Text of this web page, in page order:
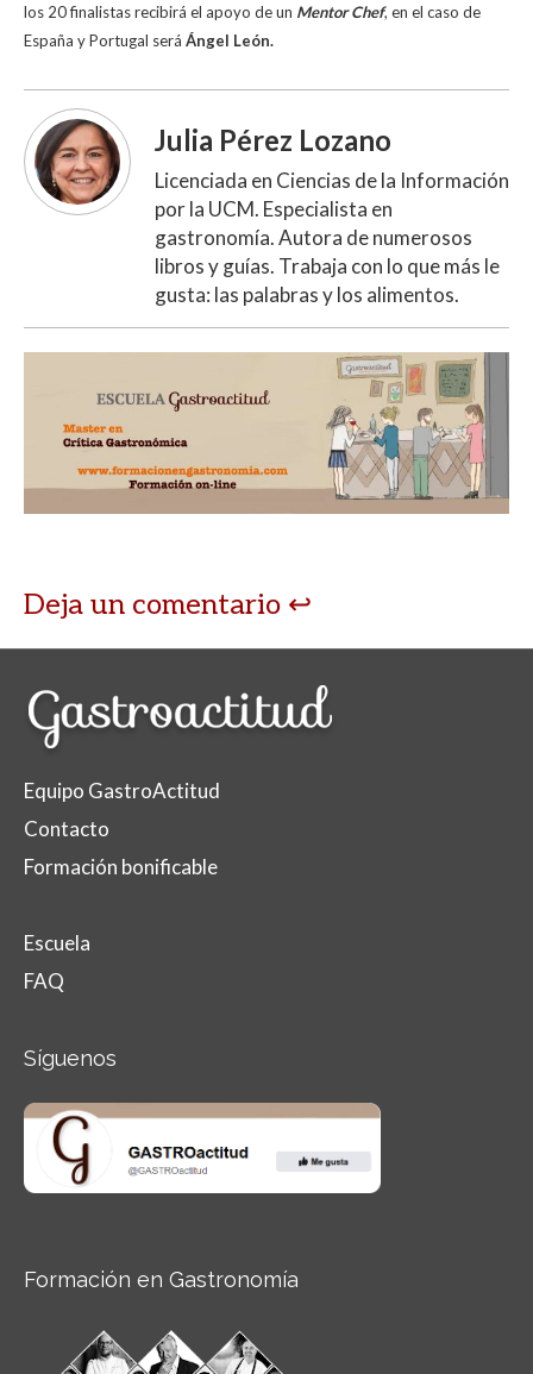
los 20 finalistas recibirá el apoyo de un Mentor Chef, en el caso de
España y Portugal será Ángel León.
Julia Pérez Lozano
Licenciada en Ciencias de la Información
por la UCM. Especialista en
gastronomía. Autora de numerosos
libros y guías. Trabaja con lo que más le
gusta: las palabras y los alimentos.
Deja un comentario
Equipo GastroActitud
Contacto
Formación bonificable
Escuela
FAQ
Síguenos
Formación en Gastronomía